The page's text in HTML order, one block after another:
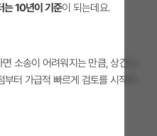
는 10년이 기준이 되는데요.
소송이 어려워지는 만큼, 상간녀
터 가급적 빠르게 검토를 시작하